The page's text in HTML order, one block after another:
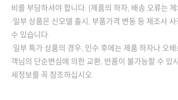
비를 부담하셔야 합니다. (제품의 하자, 배송 오류는 제
·일부 상품은 신모델 출시, 부품가격 변동 등 제조사
수 있습니다.
·일부 특가 상품의 경우, 인수 후에는 제품 하자나 오
객님의 단순변심에 의한 교환, 반품이 불가능할 수 있
세정보를 꼭 참조하십시오.